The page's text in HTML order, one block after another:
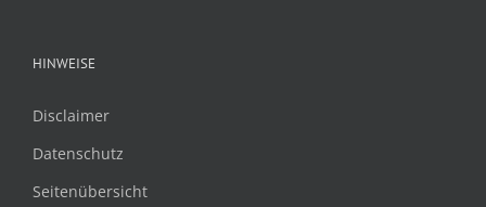
HINWEISE
Disclaimer
Datenschutz
Seitenübersicht